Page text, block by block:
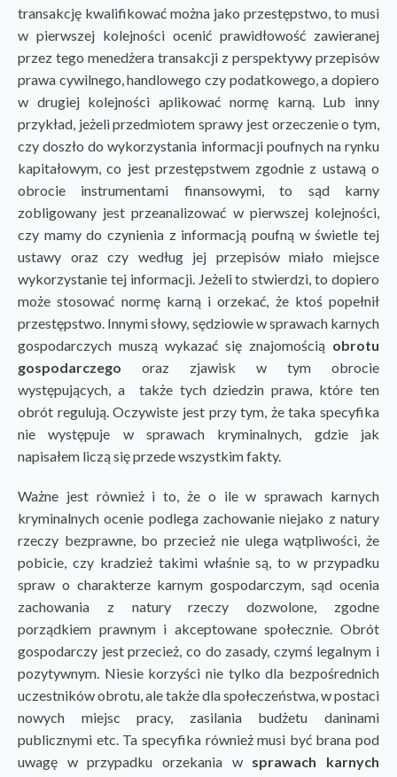
transakcję kwalifikować można jako przestępstwo, to musi
w pierwszej kolejności ocenić prawidłowość zawieranej
przez tego menedżera transakcji z perspektywy przepisów
prawa cywilnego, handlowego czy podatkowego, a dopiero
w drugiej kolejności aplikować normę karną. Lub inny
przykład, jeżeli przedmiotem sprawy jest orzeczenie o tym,
czy doszło do wykorzystania informacji poufnych na rynku
kapitałowym, co jest przestępstwem zgodnie z ustawą o
obrocie instrumentami finansowymi, to sąd karny
zobligowany jest przeanalizować w pierwszej kolejności,
czy mamy do czynienia z informacją poufną w świetle tej
ustawy oraz czy według jej przepisów miało miejsce
wykorzystanie tej informacji. Jeżeli to stwierdzi, to dopiero
może stosować normę karną i orzekać, że ktoś popełnił
przestępstwo. Innymi słowy, sędziowie w sprawach karnych
gospodarczych muszą wykazać się znajomością obrotu
gospodarczego oraz zjawisk w tym obrocie
występujących, a także tych dziedzin prawa, które ten
obrót regulują. Oczywiste jest przy tym, że taka specyfika
nie występuje w sprawach kryminalnych, gdzie jak
napisałem liczą się przede wszystkim fakty.
Ważne jest również i to, że o ile w sprawach karnych
kryminalnych ocenie podlega zachowanie niejako z natury
rzeczy bezprawne, bo przecież nie ulega wątpliwości, że
pobicie, czy kradzież takimi właśnie są, to w przypadku
spraw o charakterze karnym gospodarczym, sąd ocenia
zachowania z natury rzeczy dozwolone, zgodne
porządkiem prawnym i akceptowane społecznie. Obrót
gospodarczy jest przecież, co do zasady, czymś legalnym i
pozytywnym. Niesie korzyści nie tylko dla bezpośrednich
uczestników obrotu, ale także dla społeczeństwa, w postaci
nowych miejsc pracy, zasilania budżetu daninami
publicznymi etc. Ta specyfika również musi być brana pod
uwagę w przypadku orzekania w sprawach karnych